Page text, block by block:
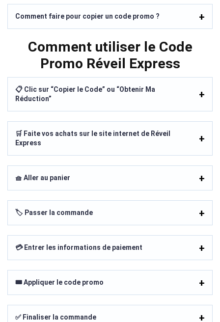
Comment faire pour copier un code promo ?
Comment utiliser le Code
Promo Réveil Express
📋 Clic sur “Copier le Code” ou “Obtenir Ma
Réduction”
🛒 Faite vos achats sur le site internet de Réveil
Express
🧺 Aller au panier
🏷️ Passer la commande
💳 Entrer les informations de paiement
🎟️ Appliquer le code promo
✅ Finaliser la commande